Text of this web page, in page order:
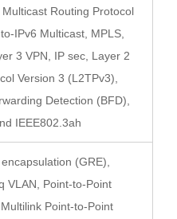
Routing Protocol
IPv6 Multicast, MPLS,
3 VPN, IP sec, Layer 2
Version 3 (L2TPv3),
Detection (BFD),
IEEE802.3ah
(GRE),
VLAN, Point-to-Point
Point-to-Point